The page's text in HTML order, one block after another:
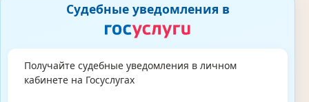
Судебные уведомления в
Получайте судебные уведомления в личном
кабинете на Госуслугах